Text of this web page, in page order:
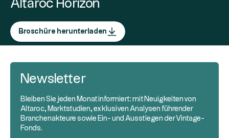
Altaroc Horizon
Broschüre herunterladen
Newsletter
Bleiben Sie jeden Monat informiert: mit Neuigkeiten von
Altaroc, Marktstudien, exklusiven Analysen führender
Branchenakteure sowie Ein- und Ausstiegen der Vintage-
Fonds.